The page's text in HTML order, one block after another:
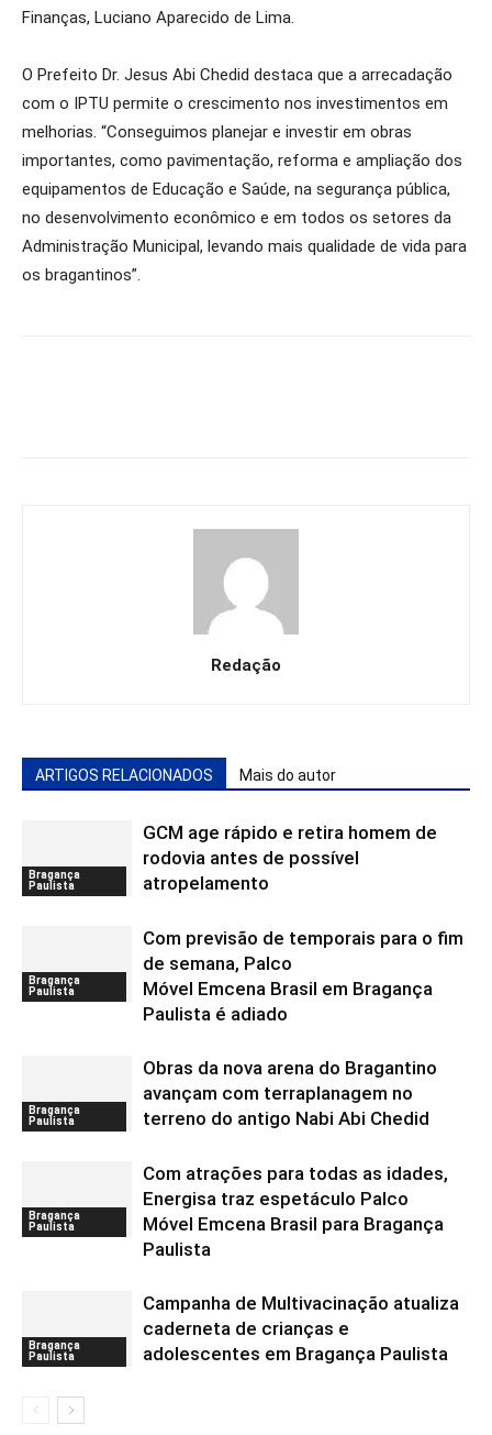
Finanças, Luciano Aparecido de Lima.
O Prefeito Dr. Jesus Abi Chedid destaca que a arrecadação
com o IPTU permite o crescimento nos investimentos em
melhorias. “Conseguimos planejar e investir em obras
importantes, como pavimentação, reforma e ampliação dos
equipamentos de Educação e Saúde, na segurança pública,
no desenvolvimento econômico e em todos os setores da
Administração Municipal, levando mais qualidade de vida para
os bragantinos”.
Redação
ARTIGOS RELACIONADOS Mais do autor
Bragança
Paulista
GCM age rápido e retira homem de
rodovia antes de possível
atropelamento
Bragança
Paulista
Com previsão de temporais para o fim
de semana, Palco
Móvel Emcena Brasil em Bragança
Paulista é adiado
Bragança
Paulista
Obras da nova arena do Bragantino
avançam com terraplanagem no
terreno do antigo Nabi Abi Chedid
Bragança
Paulista
Com atrações para todas as idades,
Energisa traz espetáculo Palco
Móvel Emcena Brasil para Bragança
Paulista
Bragança
Paulista
Campanha de Multivacinação atualiza
caderneta de crianças e
adolescentes em Bragança Paulista